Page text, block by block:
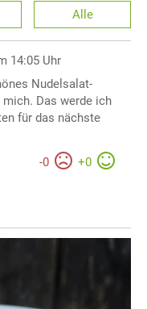
Alle
14:05 Uhr
Nudelsalat-
Das werde ich
für das nächste
-0 +0